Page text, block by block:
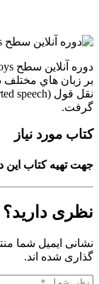
گرفت.
کتاب مورد نیاز
جهت تهیه کتاب این
نظری دارید؟
نشانی ایمیل شما
گذاری شده اند.